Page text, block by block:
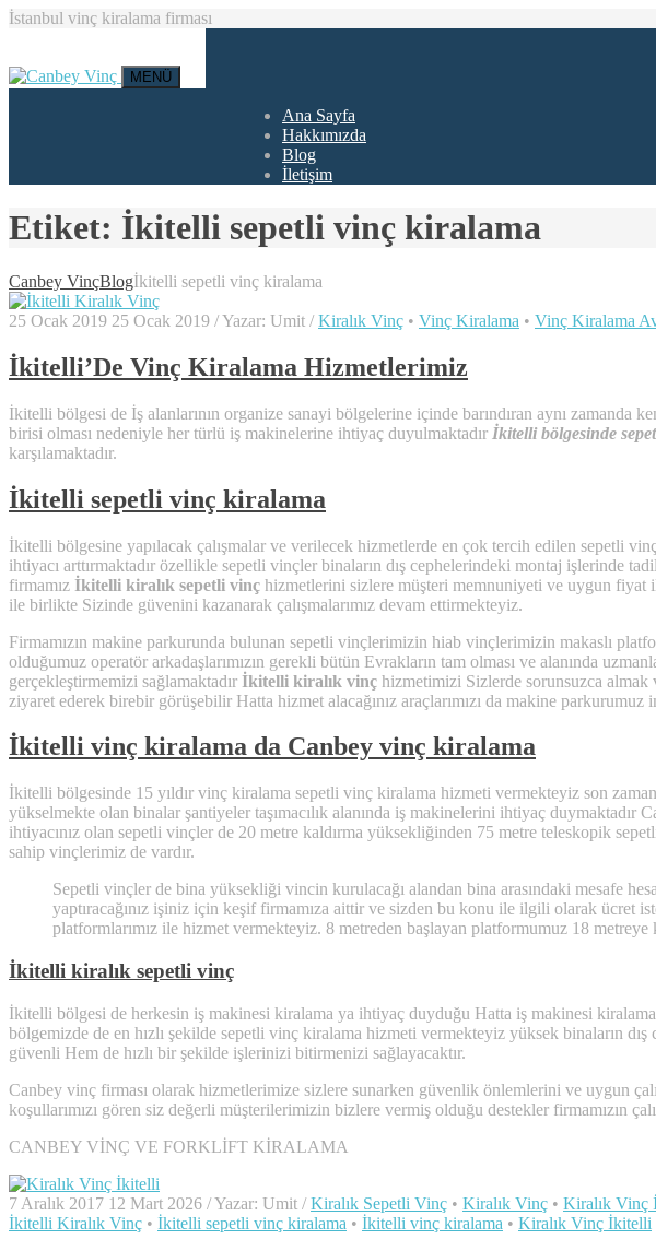
İstanbul vinç kiralama firması
MENÜ
Ana Sayfa
Hakkımızda
Blog
İletişim
Etiket: İkitelli sepetli vinç kiralama
Canbey VinçBlogİkitelli sepetli vinç kiralama
25 Ocak 2019 25 Ocak 2019 /Yazar: Umit / Kiralık Vinç • Vinç Kiralama • Vinç Kiralama
İkitelli’De Vinç Kiralama Hizmetlerimiz
İkitelli bölgesi de İş alanlarının organize sanayi bölgelerine içinde barındıran aynı
birisi olması nedeniyle her türlü iş makinelerine ihtiyaç duyulmaktadır İkitelli bölgesinde
karşılamaktadır.
İkitelli sepetli vinç kiralama
İkitelli bölgesine yapılacak çalışmalar ve verilecek hizmetlerde en çok tercih edilen sepetli
ihtiyacı arttırmaktadır özellikle sepetli vinçler binaların dış cephelerindeki montaj işlerinde
firmamız İkitelli kiralık sepetli vinç hizmetlerini sizlere müşteri memnuniyeti ve uygun fiyat
ile birlikte Sizinde güvenini kazanarak çalışmalarımız devam ettirmekteyiz.
Firmamızın makine parkurunda bulunan sepetli vinçlerimizin hiab vinçlerimizin makaslı
olduğumuz operatör arkadaşlarımızın gerekli bütün Evrakların tam olması ve alanında
gerçekleştirmemizi sağlamaktadır İkitelli kiralık vinç hizmetimizi Sizlerde sorunsuzca
ziyaret ederek birebir görüşebilir Hatta hizmet alacağınız araçlarımızı da makine
İkitelli vinç kiralama da Canbey vinç kiralama
İkitelli bölgesinde 15 yıldır vinç kiralama sepetli vinç kiralama hizmeti vermekteyiz son
yükselmekte olan binalar şantiyeler taşımacılık alanında iş makinelerini ihtiyaç
ihtiyacınız olan sepetli vinçler de 20 metre kaldırma yüksekliğinden 75 metre teleskopik
sahip vinçlerimiz de vardır.
Sepetli vinçler de bina yüksekliği vincin kurulacağı alandan bina arasındaki mesafe
yaptıracağınız işiniz için keşif firmamıza aittir ve sizden bu konu ile ilgili olarak ücret
platformlarımız ile hizmet vermekteyiz. 8 metreden başlayan platformumuz 18 metreye
İkitelli kiralık sepetli vinç
İkitelli bölgesi de herkesin iş makinesi kiralama ya ihtiyaç duyduğu Hatta iş makinesi
bölgemizde de en hızlı şekilde sepetli vinç kiralama hizmeti vermekteyiz yüksek binaların
güvenli Hem de hızlı bir şekilde işlerinizi bitirmenizi sağlayacaktır.
Canbey vinç firması olarak hizmetlerimize sizlere sunarken güvenlik önlemlerini ve uygun
koşullarımızı gören siz değerli müşterilerimizin bizlere vermiş olduğu destekler firmamızın
CANBEY VİNÇ VE FORKLİFT KİRALAMA
7 Aralık 2017 12 Mart 2026 /Yazar: Umit / Kiralık Sepetli Vinç • Kiralık Vinç • Kiralık Vinç
İkitelli Kiralık Vinç • İkitelli sepetli vinç kiralama • İkitelli vinç kiralama • Kiralık Vinç İkitelli